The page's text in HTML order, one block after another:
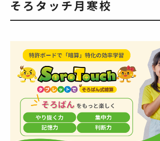
そろタッチ月寒校